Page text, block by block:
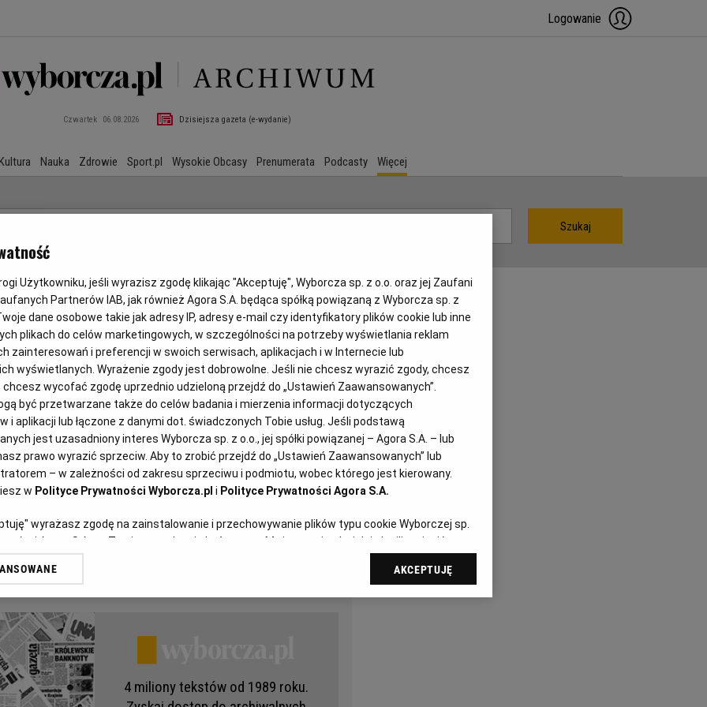
Logowanie
Czwartek 06.08.2026 Dzisiejsza gazeta (e-wydanie)
Nauka Zdrowie Sport.pl Wysokie Obcasy Prenumerata Podcasty Więcej
Szukaj
RENATA GROCHAL, WOJCIECH SZACKI
2012-09-14
Donald Tusk radzi sobie
Romanem Giertychem,
Aby czytać dalej, kup dostęp poniżej.
4 miliony tekstów od 1989 roku.
Użytkowniku, jeśli wyrazisz zgodę klikając "Akceptuję", Wyborcza sp. z o.o. oraz jej Zaufani
Partnerów IAB, jak również Agora S.A. będąca spółką powiązaną z Wyborcza sp. z
dane osobowe takie jak adresy IP, adresy e-mail czy identyfikatory plików cookie lub inne
plikach do celów marketingowych, w szczególności na potrzeby wyświetlania reklam
zainteresowań i preferencji w swoich serwisach, aplikacjach i w Internecie lub
wyświetlanych. Wyrażenie zgody jest dobrowolne. Jeśli nie chcesz wyrazić zgody, chcesz
wycofać zgodę uprzednio udzieloną przejdź do „Ustawień Zaawansowanych”.
być przetwarzane także do celów badania i mierzenia informacji dotyczących
i aplikacji lub łączone z danymi dot. świadczonych Tobie usług. Jeśli podstawą
jest uzasadniony interes Wyborcza sp. z o.o., jej spółki powiązanej – Agora S.A. – lub
prawo wyrazić sprzeciw. Aby to zrobić przejdź do „Ustawień Zaawansowanych” lub
– w zależności od zakresu sprzeciwu i podmiotu, wobec którego jest kierowany.
w Polityce Prywatności Wyborcza.pl i Polityce Prywatności Agora S.A.
wyrażasz zgodę na zainstalowanie i przechowywanie plików typu cookie Wyborczej sp.
i Agora S.A. na Twoim urządzeniu końcowym. Możesz też w każdej chwili zmienić
cookie, ponownie wywołując narzędzie do zarządzania Twoimi preferencjami dot.
odnośnik „Ustawienia prywatności” w stopce serwisu i przechodząc do sekcji
i Agora S.A. możemy przetwarzać dane osobowe w następujących celach:
Aktywne skanowanie charakterystyki urządzenia do celów identyfikacji.
na urządzeniu lub dostęp do nich. Spersonalizowane reklamy i treści, pomiar reklam i
ulepszanie usług.
Lista Zaufanych Partnerów
AKCEPTUJĘ